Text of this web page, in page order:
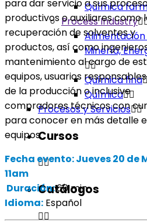
Química
Process Industry
Minería,
Química fina
Química
Procesos y Servicios
Cursos
Catálogos
para dar servicio a sus
productivos o auxiliares como
recuperación de solventes y
productos, así como
mantenimiento al cargo de
equipos, usuarios responsables
de la producción o inclusive
compradores técnicos con
para conocer en más detalle
equipos.
Fecha evento:Jueves 20 de
11am
Duración:60 min
Idioma: Español